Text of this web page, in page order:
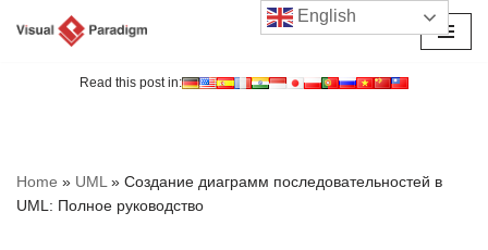
Read this post in:
Home » UML» Создание диаграмм последовательностей в
UML: Полное руководство
English